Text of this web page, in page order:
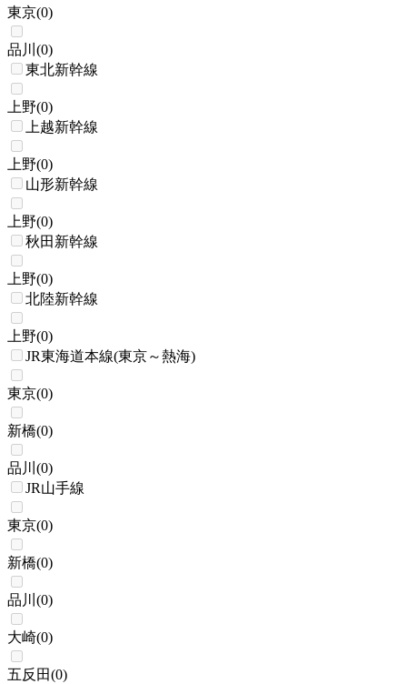
東京(0)
品川 (0)
東北新幹線
上野(0)
上越新幹線
上野(0)
山形新幹線
上野(0)
秋田新幹線
上野(0)
北陸新幹線
上野(0)
JR東海道本線(東京～熱海)
東京(0)
新橋(0)
品川 (0)
JR山手線
東京(0)
新橋(0)
品川 (0)
大崎(0)
五反田(0)